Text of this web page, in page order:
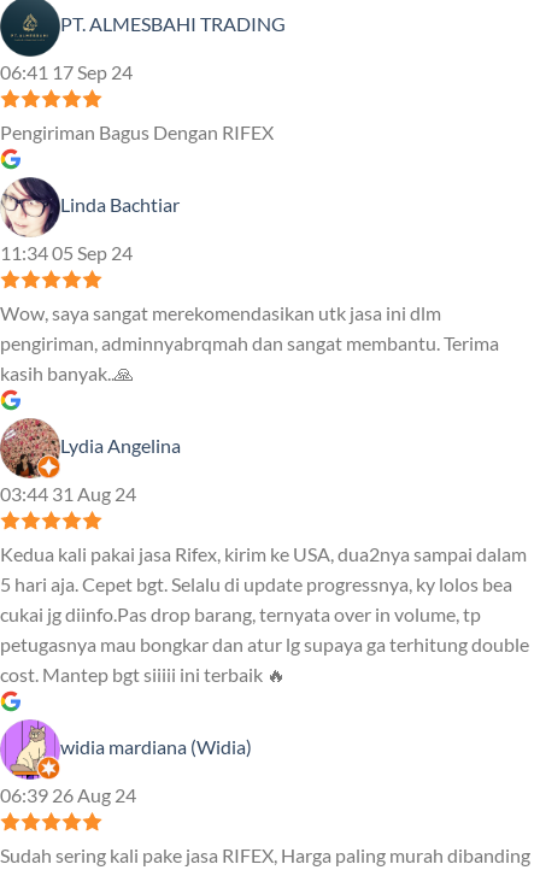
PT. ALMESBAHI TRADING
06:41 17 Sep 24
Pengiriman Bagus Dengan RIFEX
Linda Bachtiar
11:34 05 Sep 24
Wow, saya sangat merekomendasikan utk jasa ini dlm
pengiriman, adminnyabrqmah dan sangat membantu. Terima
kasih banyak..🙏
Lydia Angelina
03:44 31 Aug 24
Kedua kali pakai jasa Rifex, kirim ke USA, dua2nya sampai dalam
5 hari aja. Cepet bgt. Selalu di update progressnya, ky lolos bea
cukai jg diinfo.Pas drop barang, ternyata over in volume, tp
petugasnya mau bongkar dan atur lg supaya ga terhitung double
cost. Mantep bgt siiiii ini terbaik 🔥
widia mardiana (Widia)
06:39 26 Aug 24
Sudah sering kali pake jasa RIFEX, Harga paling murah dibanding